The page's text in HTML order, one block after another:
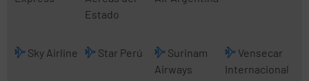
Estado
Sky Airline Star Perú
Surinam
Airways
Vensecar
Internacional